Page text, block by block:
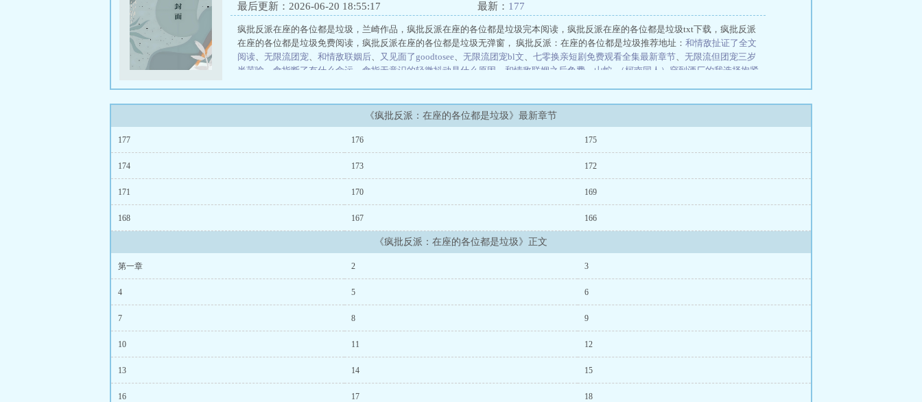
最后更新：2026-06-20 18:55:17
最新： 177
疯批反派在座的各位都是垃圾，兰崎作品，疯批反派在座的各位都是垃圾完本阅读，疯批反派在座的各位都是垃圾txt下载，疯批反派
在座的各位都是垃圾免费阅读，疯批反派在座的各位都是垃圾无弹窗， 疯批反派：在座的各位都是垃圾推荐地址： 和情敌扯证了全文
阅读、 无限流团宠、 和情敌联姻后、 又见面了goodtosee、 无限流团宠bl文、 七零换亲短剧免费观看全集最新章节、 无限流但团宠三岁
半芋喻
食指断了有什么命运 食指无意识的轻微抖动是什么原因 和情敌联姻之后免费 山蛇
（柯南同人）穿到酒厂的我选择抱紧
酒厂BOSS不想996 出宫 【瓶邪】和兄弟突然有孩子是一种什么体验
爱 穿越修仙界抢男主机缘爽歪歪 孙哲叶巧都市之医武风流阴阳圣心诀、陈凡柳雪吟官途风流、魏坪政魏瑕小说哥哥别装了你是真有
《疯批反派：在座的各位都是垃圾》最新章节
177 176 175
174 173 172
171 170 169
168 167 166
《疯批反派：在座的各位都是垃圾》正文
第一章 2 3
4 5 6
7 8 9
10 11 12
13 14 15
16 17 18